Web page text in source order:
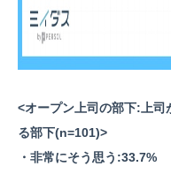
<オープン上司の部下:上司
る部下(n=101)>
・非常にそう思う:33.7%